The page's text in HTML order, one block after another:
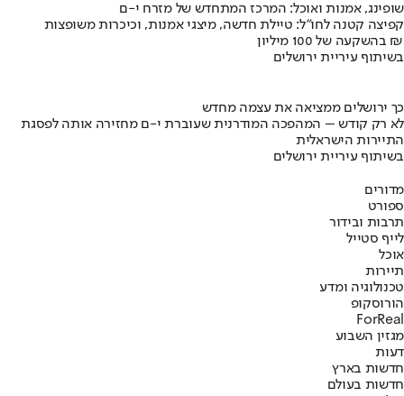
שופינג, אמנות ואוכל: המרכז המתחדש של מזרח י-ם
קפיצה קטנה לחו"ל: טיילת חדשה, מיצגי אמנות, וכיכרות משופצות
בהשקעה של 100 מיליון ₪
בשיתוף עיריית ירושלים
כך ירושלים ממציאה את עצמה מחדש
לא רק קודש – המהפכה המודרנית שעוברת י-ם מחזירה אותה לפסגת
התיירות הישראלית
בשיתוף עיריית ירושלים
מדורים
ספורט
תרבות ובידור
לייף סטייל
אוכל
תיירות
טכנולוגיה ומדע
הורוסקופ
ForReal
מגזין השבוע
דעות
חדשות בארץ
חדשות בעולם